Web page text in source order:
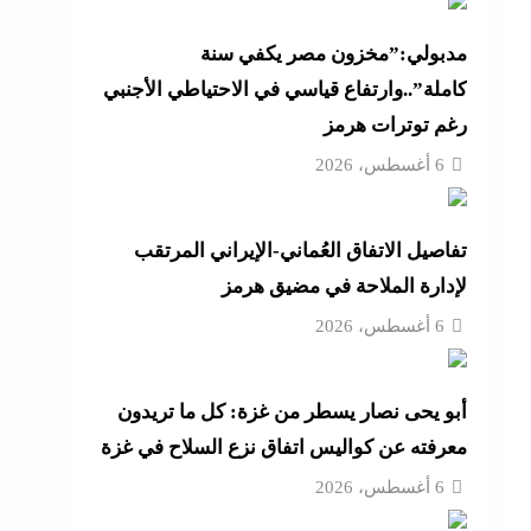
مدبولي:”مخزون مصر يكفي سنة
كاملة”..وارتفاع قياسي في الاحتياطي الأجنبي
رغم توترات هرمز
6 أغسطس، 2026
تفاصيل الاتفاق العُماني-الإيراني المرتقب
لإدارة الملاحة في مضيق هرمز
6 أغسطس، 2026
أبو يحى نصار يسطر من غزة: كل ما تريدون
معرفته عن كواليس اتفاق نزع السلاح في غزة
6 أغسطس، 2026